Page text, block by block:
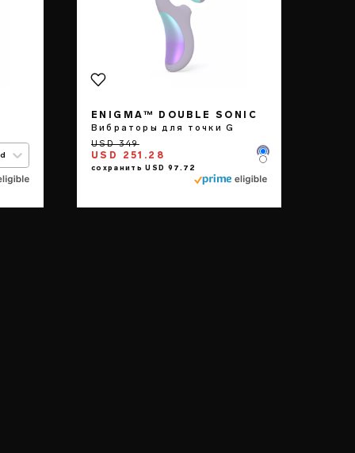
ENIGMA™ DOUBLE SONIC
Вибраторы для точки G
USD 251.28 Color
Color